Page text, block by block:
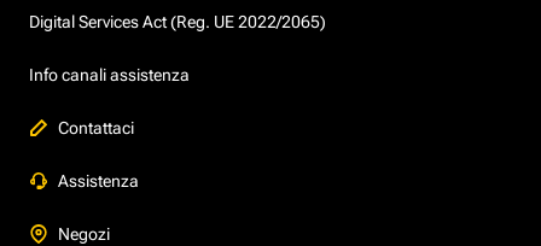
Digital Services Act (Reg. UE 2022/2065)
Info canali assistenza
Contattaci
Assistenza
Negozi